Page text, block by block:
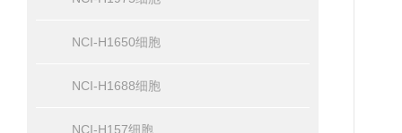
NCI-H1650细胞
NCI-H1688细胞
NCI-H157细胞